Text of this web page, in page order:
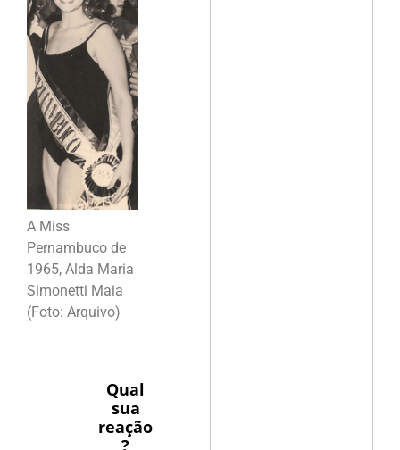
A Miss
Pernambuco de
1965, Alda Maria
Simonetti Maia
(Foto: Arquivo)
Qual
sua
reação